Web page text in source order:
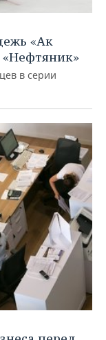
«Ак
«Нефтяник»
в серии